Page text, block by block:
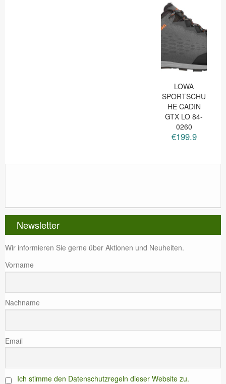
LOWA
SPORTSCHU
HE CADIN
GTX LO 84-
0260
€199.9
Newsletter
Wir informieren Sie gerne über Aktionen und Neuheiten.
Vorname
Nachname
Email
Ich stimme den Datenschutzregeln dieser Website zu.